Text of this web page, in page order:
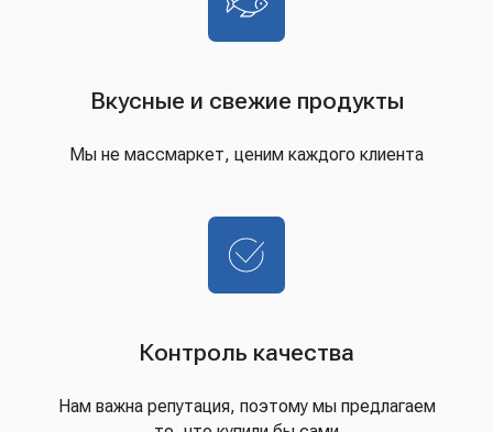
Вкусные и свежие продукты
Мы не массмаркет, ценим каждого клиента
Контроль качества
Нам важна репутация, поэтому мы предлагаем